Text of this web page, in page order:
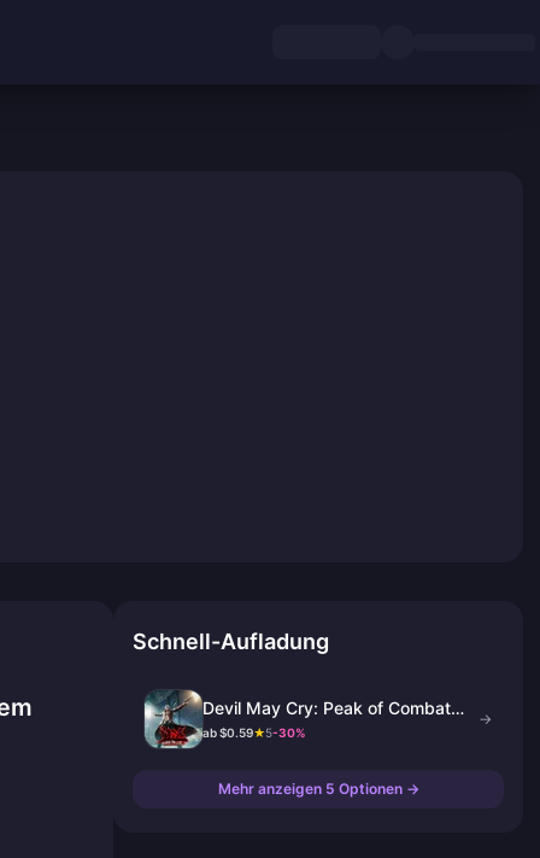
Schnell-Aufladung
Devil May Cry: Peak of Combat
Devil Gems
ab $0.59★5-30%
→
Mehr anzeigen 5 Optionen →